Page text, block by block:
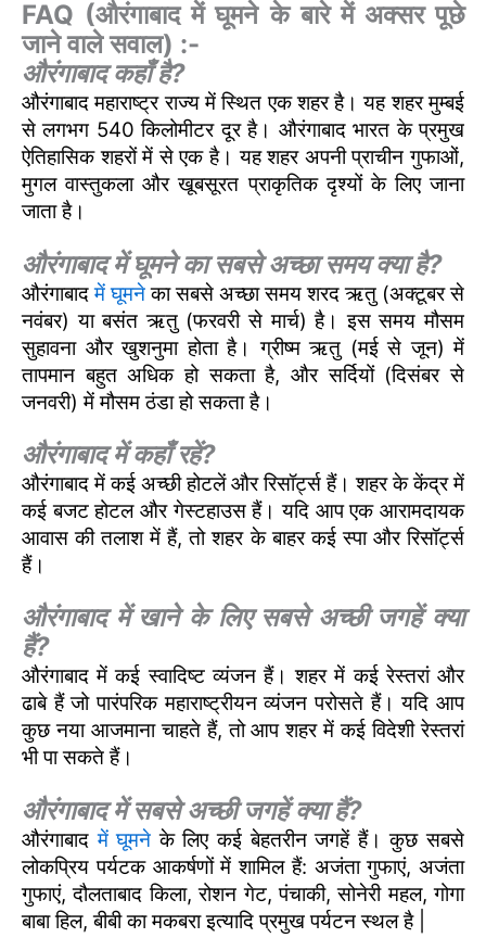
FAQ (औरंगाबाद में घूमने के बारे में अक्सर पूछे
जाने वाले सवाल) :-
औरंगाबाद कहाँ है?
औरंगाबाद महाराष्ट्र राज्य में स्थित एक शहर है। यह शहर मुम्बई
से लगभग 540 किलोमीटर दूर है। औरंगाबाद भारत के प्रमुख
ऐतिहासिक शहरों में से एक है। यह शहर अपनी प्राचीन गुफाओं,
मुगल वास्तुकला और खूबसूरत प्राकृतिक दृश्यों के लिए जाना
जाता है।
औरंगाबाद में घूमने का सबसे अच्छा समय क्या है?
औरंगाबादमें घूमनेका सबसे अच्छा समय शरद ऋतु (अक्टूबर से
नवंबर) या बसंत ऋतु (फरवरी से मार्च) है। इस समय मौसम
सुहावना और खुशनुमा होता है। ग्रीष्म ऋतु (मई से जून) में
तापमान बहुत अधिक हो सकता है, और सर्दियों (दिसंबर से
जनवरी) में मौसम ठंडा हो सकता है।
औरंगाबाद में कहाँ रहें?
औरंगाबाद में कई अच्छी होटलें और रिसॉर्ट्स हैं। शहर के केंद्र में
कई बजट होटल और गेस्टहाउस हैं। यदि आप एक आरामदायक
आवास की तलाश में हैं, तो शहर के बाहर कई स्पा और रिसॉर्ट्स
हैं।
औरंगाबाद में खाने के लिए सबसे अच्छी जगहें क्या
हैं?
औरंगाबाद में कई स्वादिष्ट व्यंजन हैं। शहर में कई रेस्तरां और
ढाबे हैं जो पारंपरिक महाराष्ट्रीयन व्यंजन परोसते हैं। यदि आप
कुछ नया आजमाना चाहते हैं, तो आप शहर में कई विदेशी रेस्तरां
भी पा सकते हैं।
औरंगाबाद में सबसे अच्छी जगहें क्या हैं?
औरंगाबादमें घूमने के लिए कई बेहतरीन जगहें हैं। कुछ सबसे
लोकप्रिय पर्यटक आकर्षणों में शामिल हैं: अजंता गुफाएं, अजंता
गुफाएं, दौलताबाद किला, रोशन गेट, पंचाकी, सोनेरी महल, गोगा
बाबा हिल, बीबी का मकबरा इत्यादि प्रमुख पर्यटन स्थल है |